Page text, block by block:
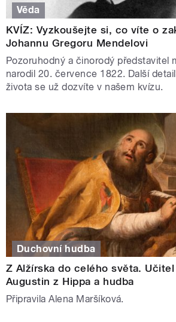
Věda
KVÍZ: Vyzkoušejte si, co víte o
Johannu Gregoru Mendelovi
Pozoruhodný a činorodý představitel
narodil 20. července 1822. Další
života se už dozvíte v našem kvízu.
Duchovní hudba
Z Alžírska do celého světa. Učitel
Augustin z Hippa a hudba
Připravila Alena Maršíková.